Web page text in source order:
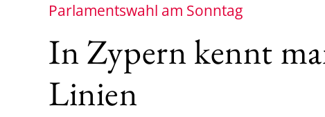
Parlamentswahl am Sonntag
In Zypern kennt
Linien